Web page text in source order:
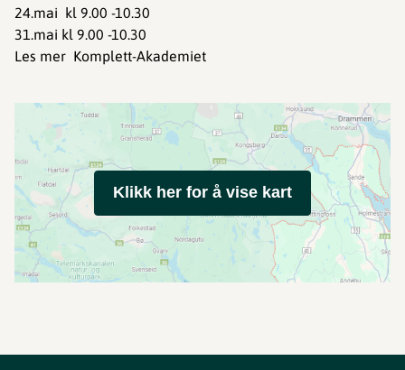
24.mai kl 9.00 -10.30
31.mai kl 9.00 -10.30
Les mer Komplett-Akademiet
Klikk her for å vise kart